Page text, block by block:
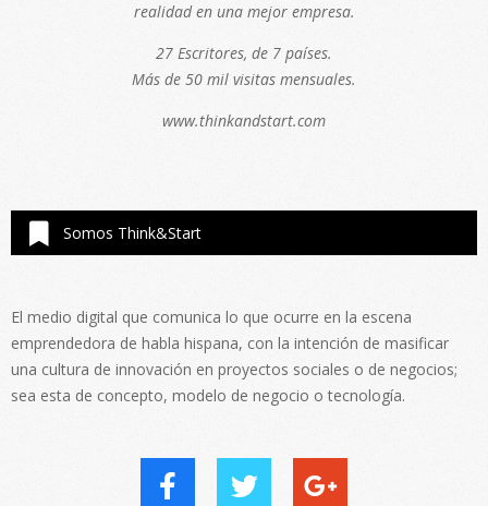
realidad en una mejor empresa.
27 Escritores, de 7 países.
Más de 50 mil visitas mensuales.
www.thinkandstart.com
Somos Think&Start
El medio digital que comunica lo que ocurre en la escena
emprendedora de habla hispana, con la intención de masificar
una cultura de innovación en proyectos sociales o de negocios;
sea esta de concepto, modelo de negocio o tecnología.